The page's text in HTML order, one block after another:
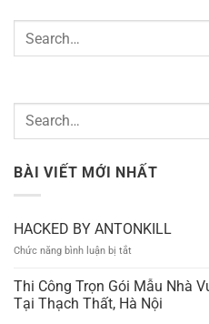
BÀI VIẾT MỚI NHẤT
HACKED BY ANTONKILL
Chức năng bình luận bị tắt
BY
ANTONKILL
Thi Công Trọn Gói Mẫu Nhà
Tại Thạch Thất, Hà Nội